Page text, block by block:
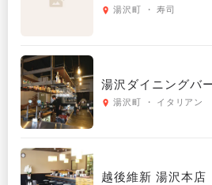
湯沢町 ・ 寿司
湯沢ダイニングバ
湯沢町 ・ イタリアン
越後維新 湯沢本店